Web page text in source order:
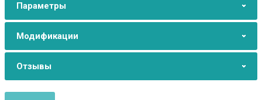
Параметры
Модификации
Отзывы